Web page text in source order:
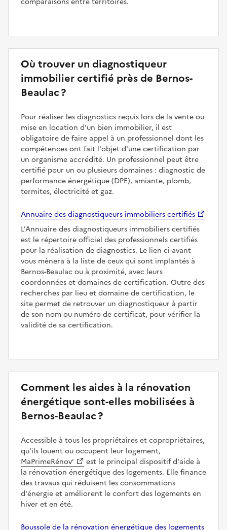
Où trouver un diagnostiqueur
immobilier certifié près de Bernos-
Beaulac ?
Pour réaliser les diagnostics requis lors de la vente ou
mise en location d'un bien immobilier, il est
obligatoire de faire appel à un professionnel dont les
compétences ont fait l'objet d'une certification par
un organisme accrédité. Un professionnel peut être
certifié pour un ou plusieurs domaines : diagnostic de
performance énergétique (DPE), amiante, plomb,
termites, électricité et gaz.
Annuaire des diagnostiqueurs immobiliers certifiés
L'Annuaire des diagnostiqueurs immobiliers certifiés
est le répertoire officiel des professionnels certifiés
pour la réalisation de diagnostics. Le lien ci-avant
vous mènera à la liste de ceux qui sont implantés à
Bernos-Beaulac ou à proximité, avec leurs
coordonnées et domaines de certification. Outre des
recherches par lieu et domaine de certification, le
site permet de retrouver un diagnostiqueur à partir
de son nom ou numéro de certificat, pour vérifier la
validité de sa certification.
Comment les aides à la rénovation
énergétique sont-elles mobilisées à
Bernos-Beaulac ?
Accessible à tous les propriétaires et copropriétaires,
qu'ils louent ou occupent leur logement,
MaPrimeRénov’
est le principal dispositif d'aide à
la rénovation énergétique des logements. Elle finance
des travaux qui réduisent les consommations
d'énergie et améliorent le confort des logements en
hiver et en été.
Boussole de la rénovation énergétique des logements